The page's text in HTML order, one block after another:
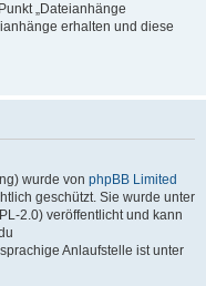
„Dateianhänge
erhalten und diese
wurde von phpBB Limited
geschützt. Sie wurde unter
2.0) veröffentlicht und kann
Anlaufstelle ist unter